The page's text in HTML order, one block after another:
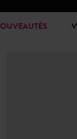
NOUVEAUTÉS